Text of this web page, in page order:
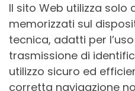
Il sito Web utilizza solo
memorizzati sul
tecnica, adatti per
trasmissione di
utilizzo sicuro ed
corretta navigazione